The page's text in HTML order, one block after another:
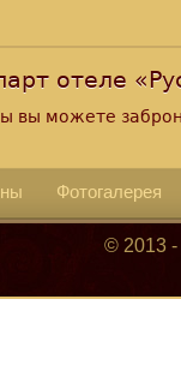
отеле
можете
Фотогалерея
© 2013 -